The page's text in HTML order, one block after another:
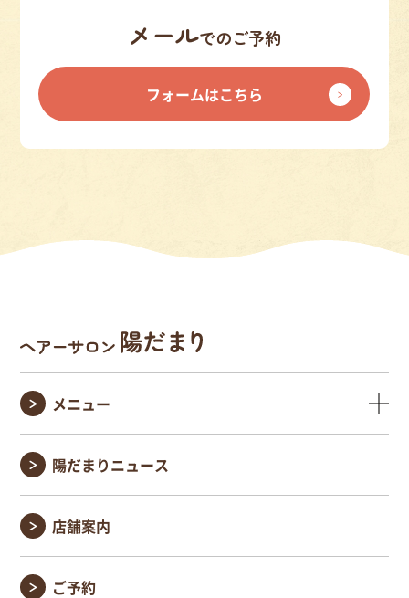
メールでのご予約
フォームはこちら
メニュー
陽だまりニュース
店舗案内
ご予約